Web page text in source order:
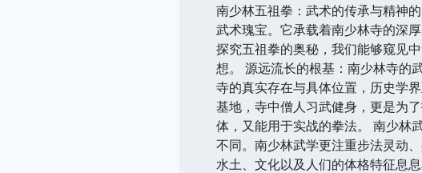
南少林五祖拳：武术的传承与精神
武术瑰宝。它承载着南少林寺的深
探究五祖拳的奥秘，我们能够窥见
想。 源远流长的根基：南少林寺
寺的真实存在与具体位置，历史学
基地，寺中僧人习武健身，更是为
体，又能用于实战的拳法。 南少林
不同。南少林武学更注重步法灵动
水土、文化以及人们的体格特征息